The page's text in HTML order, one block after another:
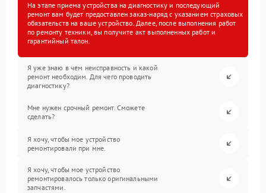
На этапе приема устройства на диагностику и последующий
ремонт вам будет предоставлен заказ-наряд с указанием страховых
обязательств на ваше устройство. Далее, после выполнения работ
по ремонту техники, вы получите акт выполненных работ и
гарантийный талон.
Я уже знаю в чем неисправность и какой
ремонт необходим. Для чего проводить
диагностику?
Мне нужен срочный ремонт. Сможете
сделать?
Я хочу, чтобы мое устройство
ремонтировали при мне.
Я хочу, чтобы мое устройство
ремонтировалось только оригинальными
запчастями.